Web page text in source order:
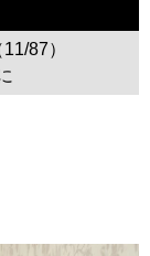
87）